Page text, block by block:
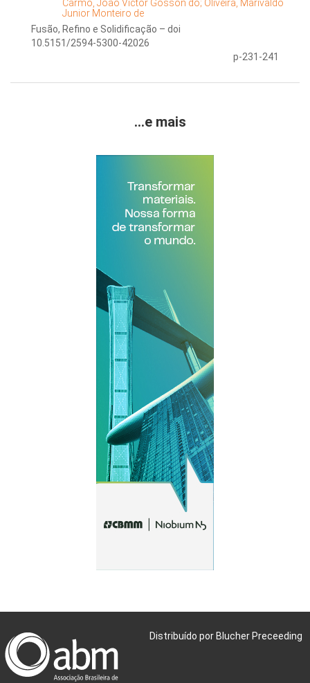
Carmo, João Victor Gosson do; Oliveira, Marivaldo
Junior Monteiro de
Fusão, Refino e Solidificação – doi
10.5151/2594-5300-42026
p-231-241
...e mais
Distribuído por Blucher Preceeding